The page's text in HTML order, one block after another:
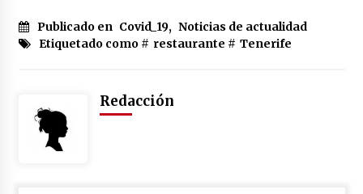
Publicado en Covid_19, Noticias de actualidad
Etiquetado como # restaurante # Tenerife
Redacción